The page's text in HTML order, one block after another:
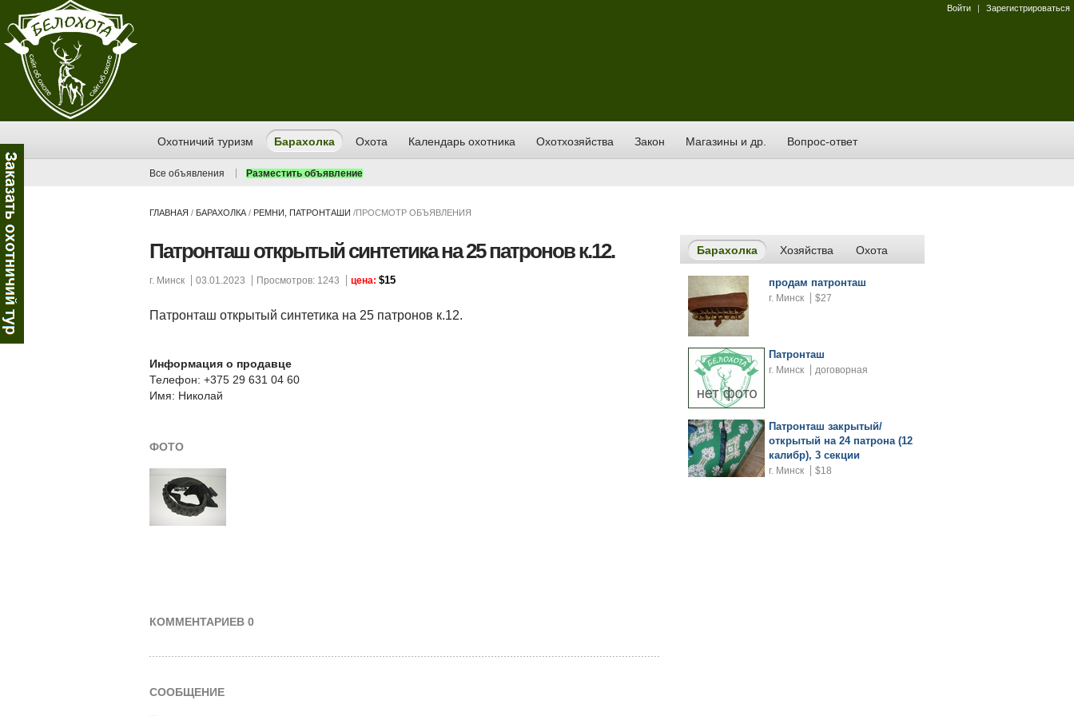
Войти | Зарегистрироваться
Охотничий туризм Барахолка Охота Календарь охотника Охотхозяйства Закон Магазины и др. Вопрос-ответ
Все объявления Разместить объявление
ГЛАВНАЯ / БАРАХОЛКА / РЕМНИ, ПАТРОНТАШИ /ПРОСМОТР ОБЪЯВЛЕНИЯ
Патронташ открытый синтетика на 25 патронов к.12.
г. Минск 03.01.2023 Просмотров: 1243 цена: $15
Патронташ открытый синтетика на 25 патронов к.12.
Информация о продавце
Телефон: +375 29 631 04 60
Имя: Николай
ФОТО
КОММЕНТАРИЕВ 0
СООБЩЕНИЕ
Барахолка Хозяйства Охота
продам патронташ
г. Минск $27
Патронташ
г. Минск договорная
Патронташ закрытый/
открытый на 24 патрона (12
калибр), 3 секции
г. Минск $18